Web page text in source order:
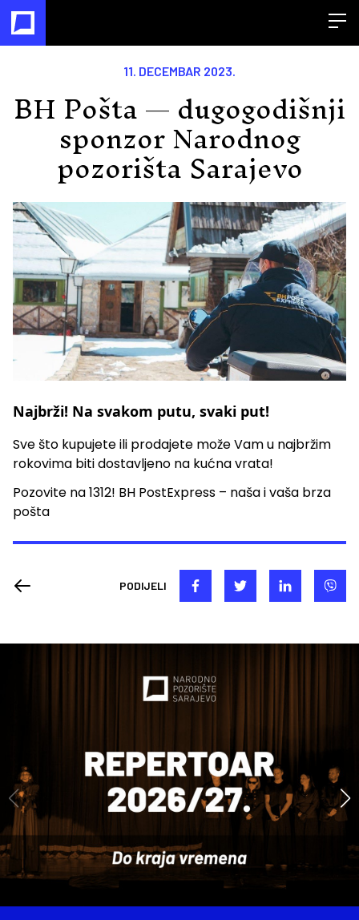
11. DECEMBAR 2023.
BH Pošta — dugogodišnji
sponzor Narodnog
pozorišta Sarajevo
Najbrži! Na svakom putu, svaki put!
Sve što kupujete ili prodajete može Vam u najbržim
rokovima biti dostavljeno na kućna vrata!
Pozovite na 1312! BH PostExpress – naša i vaša brza
pošta
PODIJELI